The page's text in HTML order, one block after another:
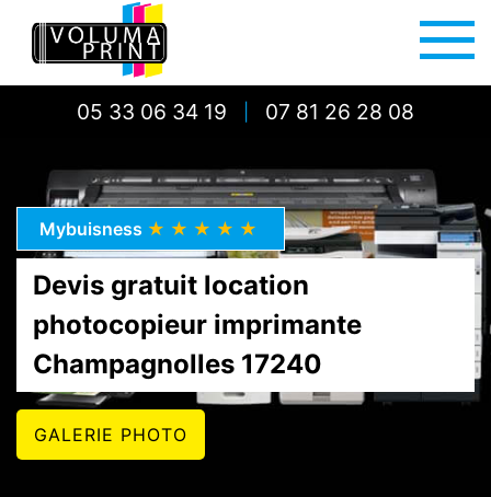
05 33 06 34 19 07 81 26 28 08
Mybuisness ★★★★★
Devis gratuit location
photocopieur imprimante
Champagnolles 17240
GALERIE PHOTO